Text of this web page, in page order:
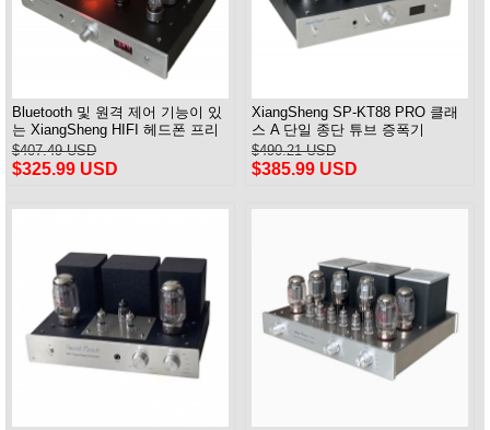
Bluetooth 및 원격 제어 기능이 있
는 XiangSheng HIFI 헤드폰 프리
앰프
$407.49 USD
$325.99 USD
XiangSheng SP-KT88 PRO 클래
스 A 단일 종단 튜브 증폭기
KT88/EL34/6550 삼극관 램프
Bluetooth 앰프
$490.21 USD
$385.99 USD